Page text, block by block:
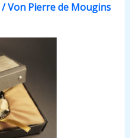
/ Von Pierre de Mougins